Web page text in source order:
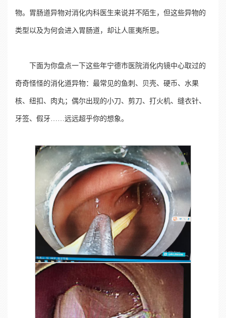
物。胃肠道异物对消化内科医生来说并不陌生，但这些异物的
类型以及为何会进入胃肠道，却让人匪夷所思。
下面为你盘点一下这些年宁德市医院消化内镜中心取过的
奇奇怪怪的消化道异物：最常见的鱼刺、贝壳、硬币、水果
核、纽扣、肉丸；偶尔出现的小刀、剪刀、打火机、缝衣针、
牙签、假牙……远远超乎你的想象。